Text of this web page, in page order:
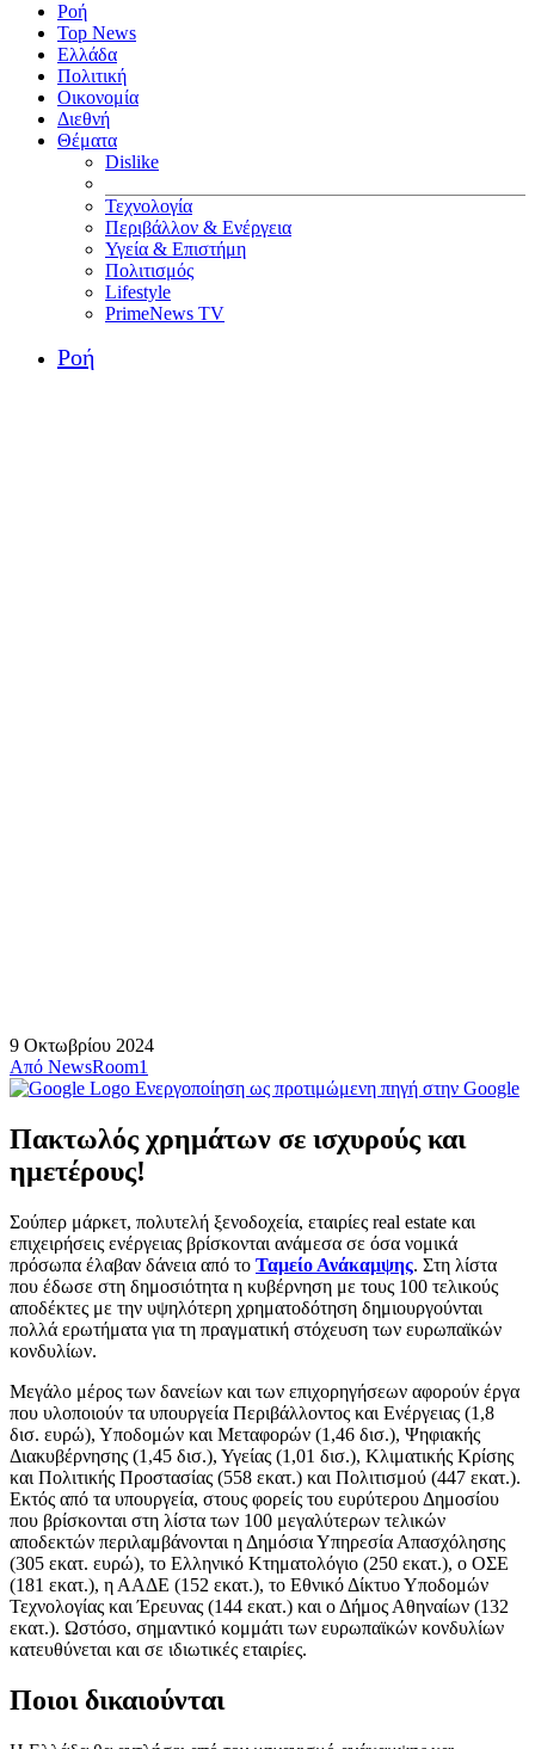
Ροή
Top News
Ελλάδα
Πολιτική
Οικονομία
Διεθνή
Θέματα
Dislike
Τεχνολογία
Περιβάλλον & Ενέργεια
Υγεία & Επιστήμη
Πολιτισμός
Lifestyle
PrimeNews TV
Ροή
9 Οκτωβρίου 2024
Από NewsRoom1
Ενεργοποίηση ως προτιμώμενη πηγή στην Google
Πακτωλός χρημάτων σε ισχυρούς και
ημετέρους!
Σούπερ μάρκετ, πολυτελή ξενοδοχεία, εταιρίες real estate και
επιχειρήσεις ενέργειας βρίσκονται ανάμεσα σε όσα νομικά
πρόσωπα έλαβαν δάνεια από το Ταμείο Ανάκαμψης. Στη λίστα
που έδωσε στη δημοσιότητα η κυβέρνηση με τους 100 τελικούς
αποδέκτες με την υψηλότερη χρηματοδότηση δημιουργούνται
πολλά ερωτήματα για τη πραγματική στόχευση των ευρωπαϊκών
κονδυλίων.
Μεγάλο μέρος των δανείων και των επιχορηγήσεων αφορούν έργα
που υλοποιούν τα υπουργεία Περιβάλλοντος και Ενέργειας (1,8
δισ. ευρώ), Υποδομών και Μεταφορών (1,46 δισ.), Ψηφιακής
Διακυβέρνησης (1,45 δισ.), Υγείας (1,01 δισ.), Κλιματικής Κρίσης
και Πολιτικής Προστασίας (558 εκατ.) και Πολιτισμού (447 εκατ.).
Εκτός από τα υπουργεία, στους φορείς του ευρύτερου Δημοσίου
που βρίσκονται στη λίστα των 100 μεγαλύτερων τελικών
αποδεκτών περιλαμβάνονται η Δημόσια Υπηρεσία Απασχόλησης
(305 εκατ. ευρώ), το Ελληνικό Κτηματολόγιο (250 εκατ.), ο ΟΣΕ
(181 εκατ.), η ΑΑΔΕ (152 εκατ.), το Εθνικό Δίκτυο Υποδομών
Τεχνολογίας και Έρευνας (144 εκατ.) και ο Δήμος Αθηναίων (132
εκατ.). Ωστόσο, σημαντικό κομμάτι των ευρωπαϊκών κονδυλίων
κατευθύνεται και σε ιδιωτικές εταιρίες.
Ποιοι δικαιούνται